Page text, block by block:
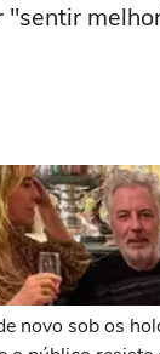
novo sob os